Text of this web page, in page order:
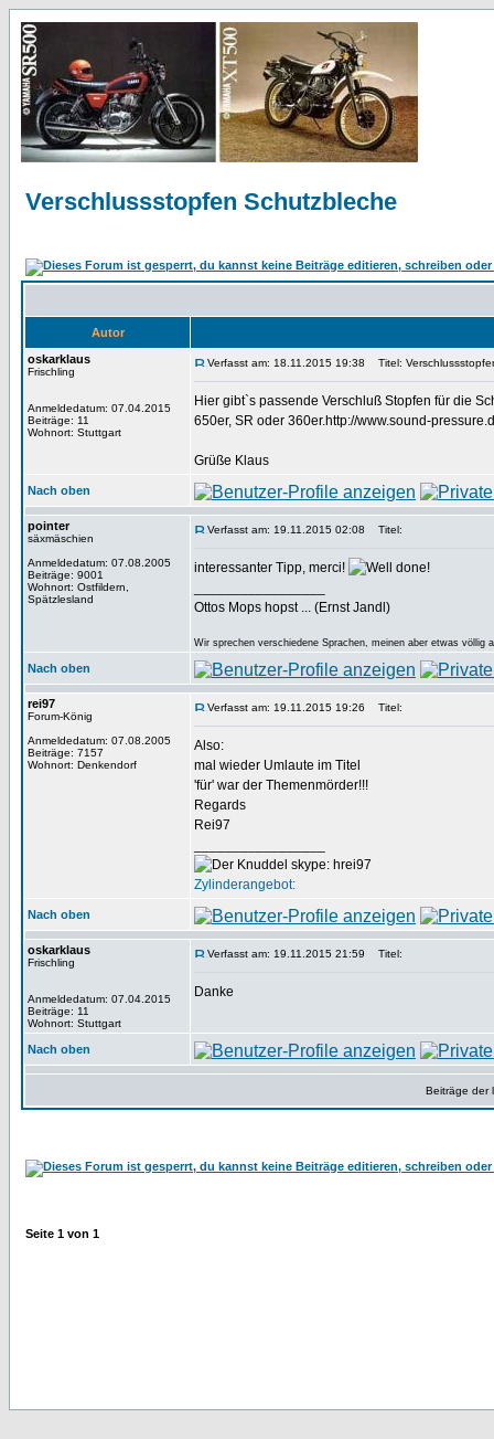
Verschlussstopfen Schutzbleche
Autor
oskarklaus
Frischling
Anmeldedatum: 07.04.2015
Beiträge: 11
Wohnort: Stuttgart
Verfasst am: 18.11.2015 19:38 Titel:
Hier gibt`s passende Verschluß Stopfen für die
650er, SR oder 360er.http://www.sound-
Grüße Klaus
Nach oben
pointer
säxmäschien
Anmeldedatum: 07.08.2005
Beiträge: 9001
Wohnort: Ostfildern,
Spätzlesland
Verfasst am: 19.11.2015 02:08 Titel:
interessanter Tipp, merci!
Ottos Mops hopst ... (Ernst Jandl)
Wir sprechen verschiedene Sprachen, meinen aber etwas völlig
Nach oben
rei97
Forum-König
Anmeldedatum: 07.08.2005
Beiträge: 7157
Wohnort: Denkendorf
Verfasst am: 19.11.2015 19:26 Titel:
Also:
mal wieder Umlaute im Titel
'für' war der Themenmörder!!!
Regards
Rei97
skype: hrei97
Zylinderangebot:
Nach oben
oskarklaus
Frischling
Anmeldedatum: 07.04.2015
Beiträge: 11
Wohnort: Stuttgart
Verfasst am: 19.11.2015 21:59 Titel:
Danke
Nach oben
Beiträge der
Seite 1 von 1